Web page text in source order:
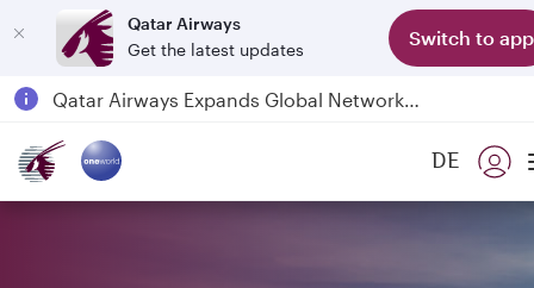
Qatar Airways
Get the latest updates
Switch to app
DE